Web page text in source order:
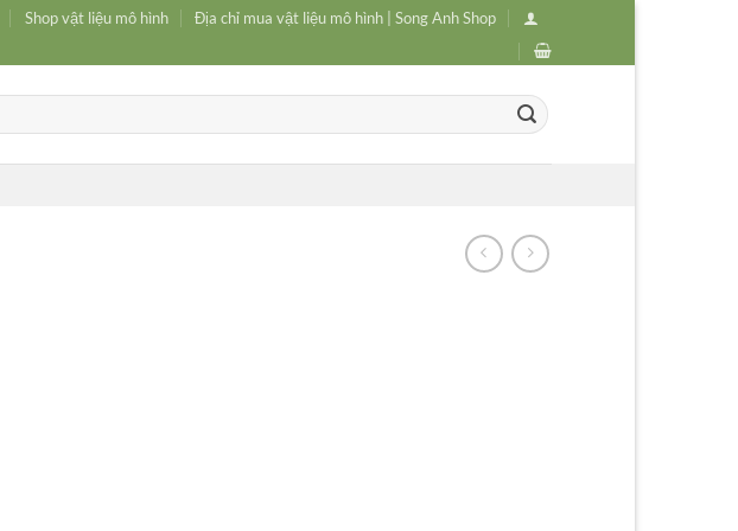
Shop vật liệu mô hình Địa chỉ mua vật liệu mô hình | Song Anh Shop